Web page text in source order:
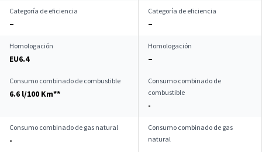
Categoría de eficiencia
–
Categoría de eficiencia
–
Homologación
EU6.4
Homologación
–
Consumo combinado de combustible
6.6 l/100 Km**
Consumo combinado de
combustible
-
Consumo combinado de gas natural
-
Consumo combinado de gas
natural